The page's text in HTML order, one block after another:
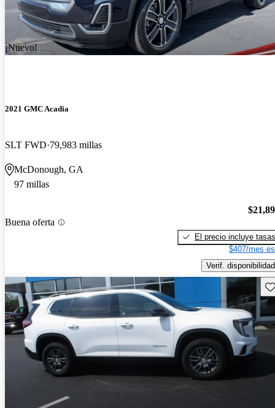
¡Nuevo!
2021 GMC Acadia
SLT FWD 79,983 millas
McDonough, GA
97 millas
Buena oferta
El precio incluye tasas
$407/mes
Verif. disponibilidad